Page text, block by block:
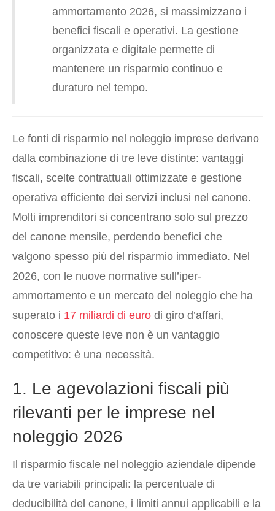
ammortamento 2026, si massimizzano i
benefici fiscali e operativi. La gestione
organizzata e digitale permette di
mantenere un risparmio continuo e
duraturo nel tempo.
Le fonti di risparmio nel noleggio imprese derivano
dalla combinazione di tre leve distinte: vantaggi
fiscali, scelte contrattuali ottimizzate e gestione
operativa efficiente dei servizi inclusi nel canone.
Molti imprenditori si concentrano solo sul prezzo
del canone mensile, perdendo benefici che
valgono spesso più del risparmio immediato. Nel
2026, con le nuove normative sull’iper-
ammortamento e un mercato del noleggio che ha
superato i 17 miliardi di euro di giro d’affari,
conoscere queste leve non è un vantaggio
competitivo: è una necessità.
1. Le agevolazioni fiscali più
rilevanti per le imprese nel
noleggio 2026
Il risparmio fiscale nel noleggio aziendale dipende
da tre variabili principali: la percentuale di
deducibilità del canone, i limiti annui applicabili e la